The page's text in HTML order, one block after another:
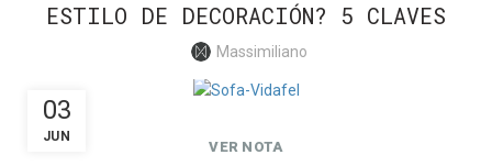
ESTILO DE DECORACIÓN? 5 CLAVES
Massimiliano
03
JUN
VER NOTA